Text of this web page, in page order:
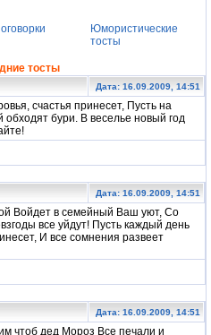
Юмористические
тосты
тосты
Дата: 16.09.2009, 14:51
счастья принесет, Пусть на
обходят бури. В веселье новый год
Дата: 16.09.2009, 14:51
Войдет в семейный Ваш уют, Со
все уйдут! Пусть каждый день
И все сомнения развеет
Дата: 16.09.2009, 14:51
чтоб дед Мороз Все печали и